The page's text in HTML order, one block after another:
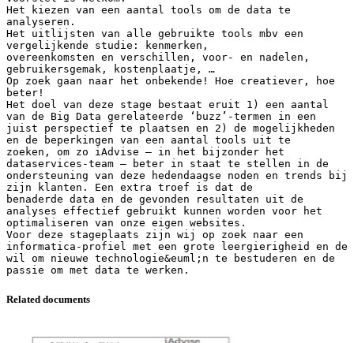
Het kiezen van een aantal tools om de data te
analyseren.
Het uitlijsten van alle gebruikte tools mbv een
vergelijkende studie: kenmerken,
overeenkomsten en verschillen, voor- en nadelen,
gebruikersgemak, kostenplaatje, …
Op zoek gaan naar het onbekende! Hoe creatiever, hoe
beter!
Het doel van deze stage bestaat eruit 1) een aantal
van de Big Data gerelateerde ‘buzz’-termen in een
juist perspectief te plaatsen en 2) de mogelijkheden
en de beperkingen van een aantal tools uit te
zoeken, om zo iAdvise – in het bijzonder het
dataservices-team – beter in staat te stellen in de
ondersteuning van deze hedendaagse noden en trends bij
zijn klanten. Een extra troef is dat de
benaderde data en de gevonden resultaten uit de
analyses effectief gebruikt kunnen worden voor het
optimaliseren van onze eigen websites.
Voor deze stageplaats zijn wij op zoek naar een
informatica-profiel met een grote leergierigheid en de
wil om nieuwe technologie&euml;n te bestuderen en de
Related documents